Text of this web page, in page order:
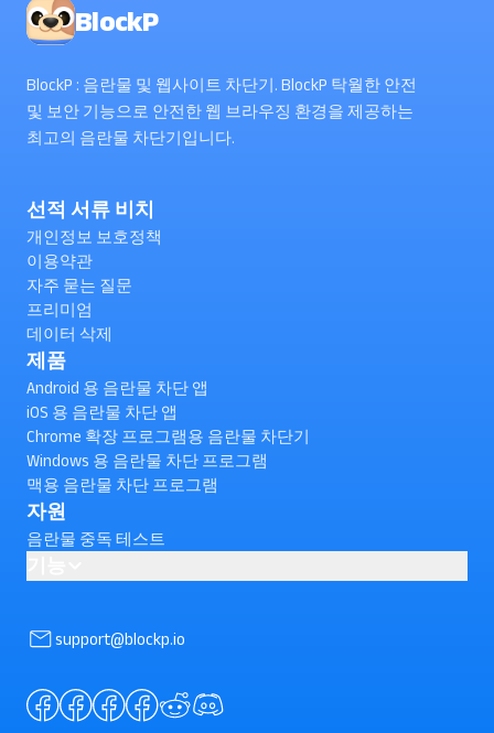
BlockP
BlockP : 음란물 및 웹사이트 차단기. BlockP 탁월한 안전
및 보안 기능으로 안전한 웹 브라우징 환경을 제공하는
최고의 음란물 차단기입니다.
선적 서류 비치
개인정보 보호정책
이용약관
자주 묻는 질문
프리미엄
데이터 삭제
제품
Android 용 음란물 차단 앱
iOS 용 음란물 차단 앱
Chrome 확장 프로그램용 음란물 차단기
Windows 용 음란물 차단 프로그램
맥용 음란물 차단 프로그램
자원
음란물 중독 테스트
AI powered Porn Blocking
support@blockp.io